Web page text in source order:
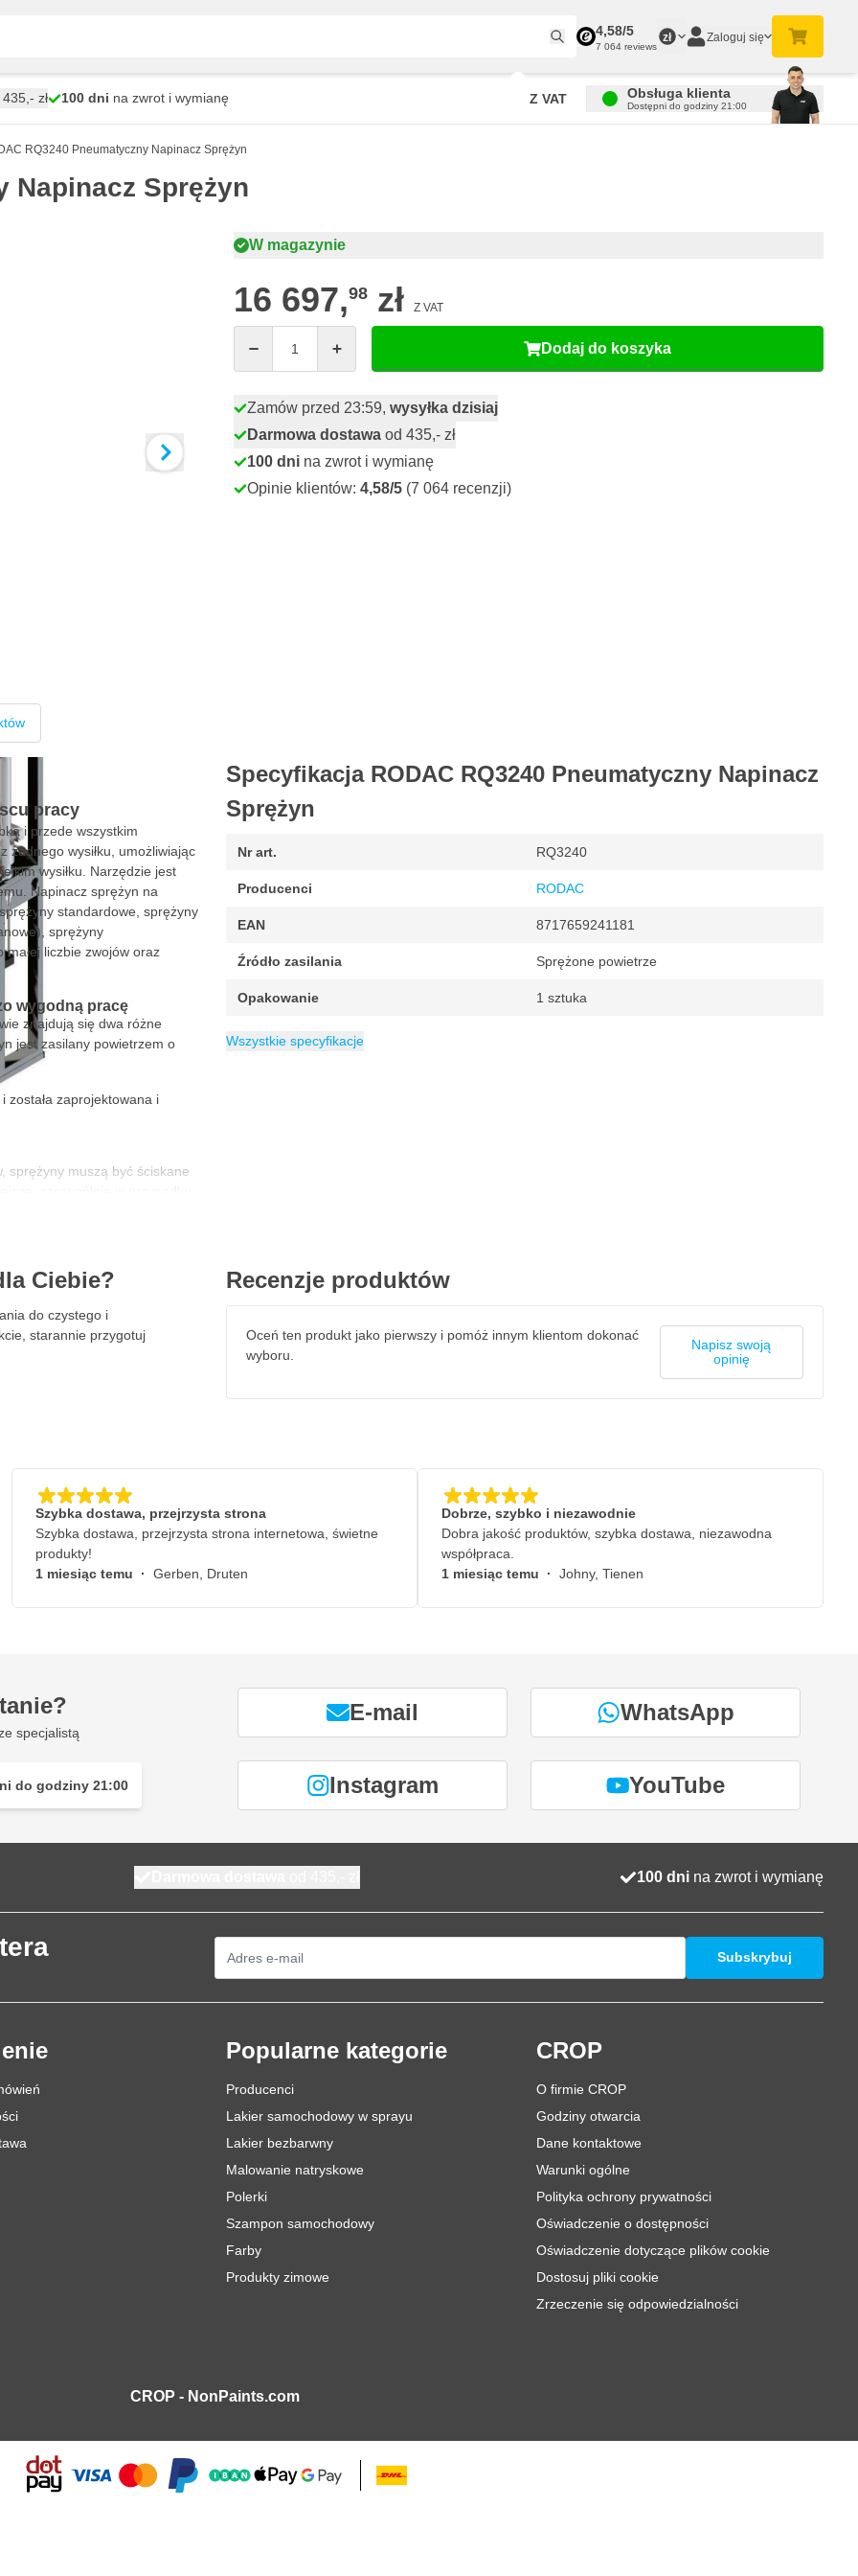
4,58/5
7 064 reviews
zł Zaloguj się
zł 100 dni na zwrot i wymianę Z VAT Obsługa klienta
Dostępni do godziny 21:00
RQ3240 Pneumatyczny Napinacz Sprężyn
Napinacz Sprężyn
W magazynie
16 697,98 zł Z VAT
Dodaj do koszyka
Zamów przed 23:59, wysyłka dzisiaj
Darmowa dostawa od 435,- zł
100 dni na zwrot i wymianę
Opinie klientów: 4,58/5 (7 064 recenzji)
pracy
i przede wszystkim
żadnego wysiłku, umożliwiając
wysiłku. Narzędzie jest
Napinacz sprężyn na
standardowe, sprężyny
sprężyny
liczbie zwojów oraz
wygodną pracę
znajdują się dwa różne
jest zasilany powietrzem o
została zaprojektowana i
sprężyny muszą być ściskane
ciśnienia powietrza,
w warsztacie, RODAC
bardzo łatwa. Jednostka ta
kg przy zasilaniu
i zapewnia dodatkową
uruchomieniem sprężarki
klatki ochronnej umożliwia
montażu amortyzatorów w
mm)
Specyfikacja RODAC RQ3240 Pneumatyczny Napinacz
Sprężyn
Nr art. RQ3240
Producenci RODAC
EAN 8717659241181
Źródło zasilania Sprężone powietrze
Opakowanie 1 sztuka
Kategoria Prasa warsztatowa
Wszystkie specyfikacje
Ciebie?
do czystego i
starannie przygotuj
Recenzje produktów
Oceń ten produkt jako pierwszy i pomóż innym klientom dokonać
wyboru.
Napisz swoją
opinię
Szybka dostawa, przejrzysta strona
Szybka dostawa, przejrzysta strona internetowa, świetne
produkty!
1 miesiąc temu · Gerben, Druten
Dobrze, szybko i niezawodnie
Dobra jakość produktów, szybka dostawa, niezawodna
współpraca.
1 miesiąc temu · Johny, Tienen
specjalistą
do godziny 21:00
E-mail WhatsApp
Instagram YouTube
100 dni na zwrot i wymianę
Subskrybuj
Popularne kategorie
Producenci
Lakier samochodowy w sprayu
Lakier bezbarwny
Malowanie natryskowe
Polerki
Szampon samochodowy
Farby
Produkty zimowe
CROP
O firmie CROP
Godziny otwarcia
Dane kontaktowe
Warunki ogólne
Polityka ochrony prywatności
Oświadczenie o dostępności
Oświadczenie dotyczące plików cookie
Dostosuj pliki cookie
Zrzeczenie się odpowiedzialności
CROP - NonPaints.com